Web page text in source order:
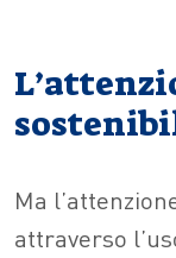
Ma
attraverso